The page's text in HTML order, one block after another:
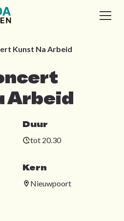
Kunst Na Arbeid
Arbeid
Duur
tot 20.30
Kern
Nieuwpoort